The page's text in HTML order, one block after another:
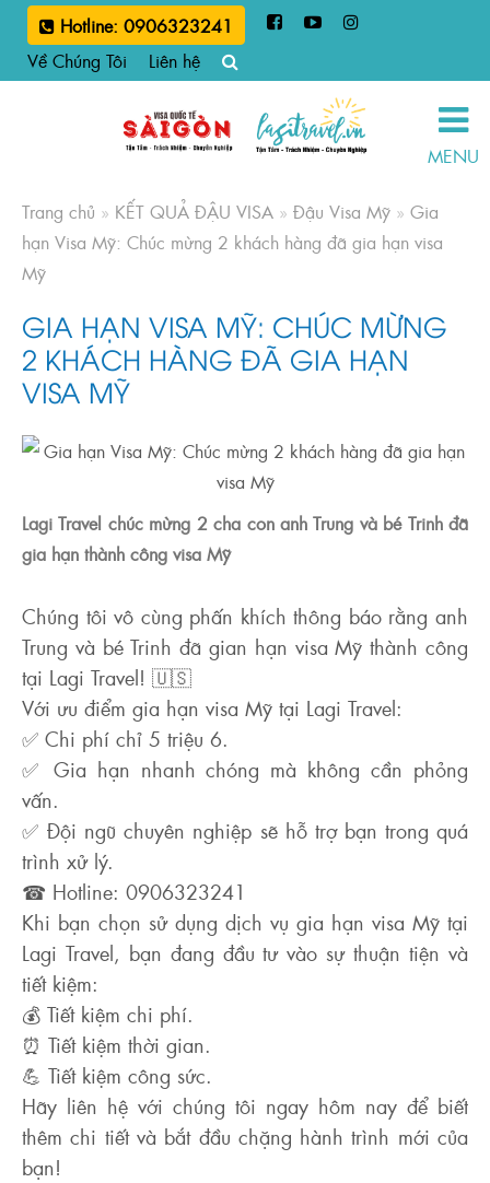
Hotline: 0906323241
Về Chúng Tôi
Liên hệ
MENU
Trang chủ » KẾT QUẢ ĐẬU VISA » Đậu Visa Mỹ » Gia
hạn Visa Mỹ: Chúc mừng 2 khách hàng đã gia hạn visa
Mỹ
GIA HẠN VISA MỸ: CHÚC MỪNG
2 KHÁCH HÀNG ĐÃ GIA HẠN
VISA MỸ
Lagi Travel chúc mừng 2 cha con anh Trung và bé Trinh đã
gia hạn thành công visa Mỹ
Chúng tôi vô cùng phấn khích thông báo rằng anh
Trung và bé Trinh đã gian hạn visa Mỹ thành công
tại Lagi Travel! 🇺🇸
Với ưu điểm gia hạn visa Mỹ tại Lagi Travel:
✅ Chi phí chỉ 5 triệu 6.
✅ Gia hạn nhanh chóng mà không cần phỏng
vấn.
✅ Đội ngũ chuyên nghiệp sẽ hỗ trợ bạn trong quá
trình xử lý.
☎ Hotline: 0906323241
Khi bạn chọn sử dụng dịch vụ gia hạn visa Mỹ tại
Lagi Travel, bạn đang đầu tư vào sự thuận tiện và
tiết kiệm:
💰 Tiết kiệm chi phí.
⏰ Tiết kiệm thời gian.
💪 Tiết kiệm công sức.
Hãy liên hệ với chúng tôi ngay hôm nay để biết
thêm chi tiết và bắt đầu chặng hành trình mới của
bạn!